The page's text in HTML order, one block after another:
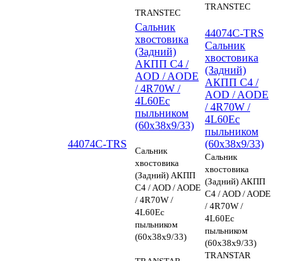
TRANSTEC
TRANSTEC
44074C-TRS
Сальник
хвостовика
(Задний)
АКПП C4 /
AOD / AODE
/ 4R70W /
4L60Eс
пыльником
(60x38x9/33)
Сальник
хвостовика
(Задний) АКПП
C4 / AOD / AODE
/ 4R70W /
4L60Eс
пыльником
(60x38x9/33)
44074C-TRS
Сальник
хвостовика
(Задний)
АКПП C4 /
AOD / AODE
/ 4R70W /
4L60Eс
пыльником
(60x38x9/33)
Сальник
хвостовика
(Задний) АКПП
C4 / AOD / AODE
/ 4R70W /
4L60Eс
пыльником
(60x38x9/33)
TRANSTAR